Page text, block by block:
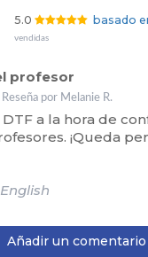
5.0 basado
vendidas
profesor
Reseña por Melanie R.
a la hora de
¡Queda
Añadir un comentario